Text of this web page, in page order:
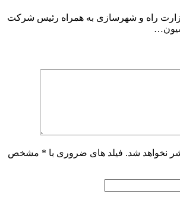
وزارت راه و شهرسازی به همراه رئیس شرکت
نخواهد شد. فیلد های ضروری با * مشخص